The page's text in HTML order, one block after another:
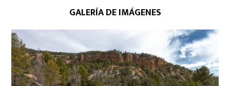
GALERÍA DE IMÁGENES